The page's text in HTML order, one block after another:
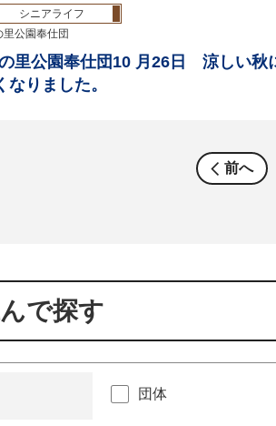
シニアライフ
里公園奉仕団
里公園奉仕団10 月26日 涼しい秋
りました。
前へ
で探す
団体